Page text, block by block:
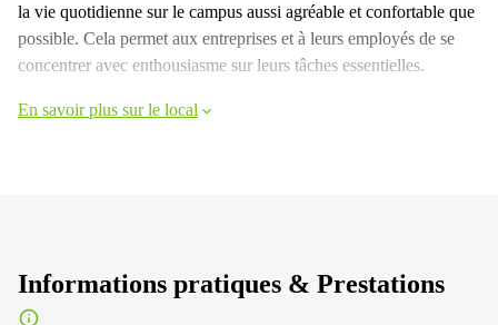
la vie quotidienne sur le campus aussi agréable et confortable que
possible. Cela permet aux entreprises et à leurs employés de se
concentrer avec enthousiasme sur leurs tâches essentielles.
En savoir plus sur le local
Informations pratiques & Prestations